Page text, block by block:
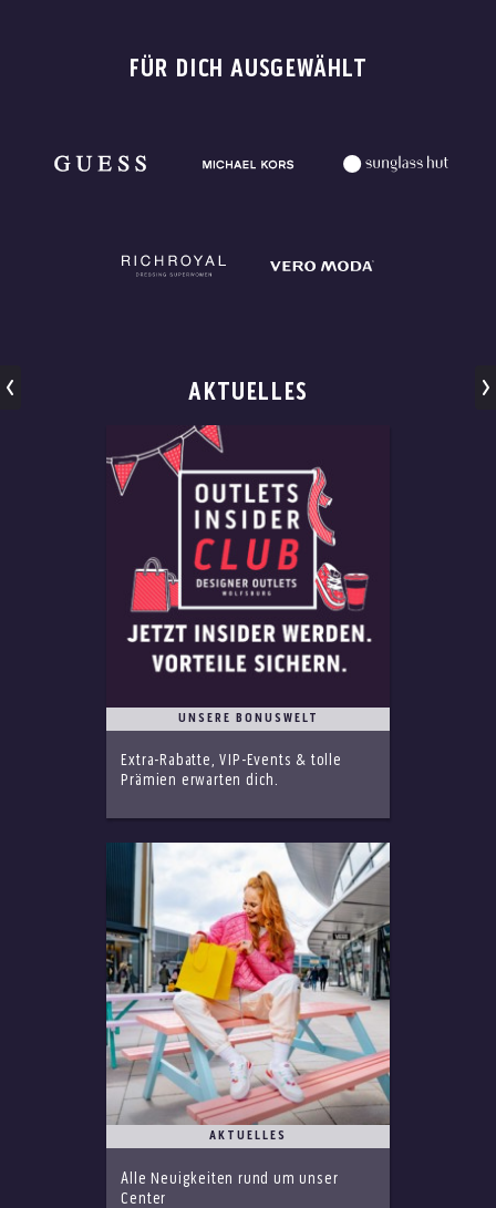
FÜR DICH AUSGEWÄHLT
AKTUELLES
UNSERE BONUSWELT
Extra-Rabatte, VIP-Events & tolle
Prämien erwarten dich.
AKTUELLES
Alle Neuigkeiten rund um unser
Center